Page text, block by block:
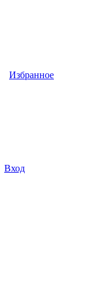
Избранное
Вход